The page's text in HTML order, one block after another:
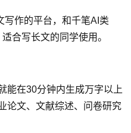
写作的平台，和千笔AI类
合写长文的同学使用。
能在30分钟内生成万字以上
论文、文献综述、问卷研究